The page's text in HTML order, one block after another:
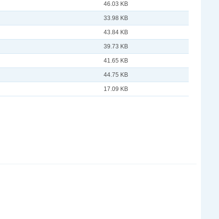
46.03 KB
33.98 KB
43.84 KB
39.73 KB
41.65 KB
44.75 KB
17.09 KB